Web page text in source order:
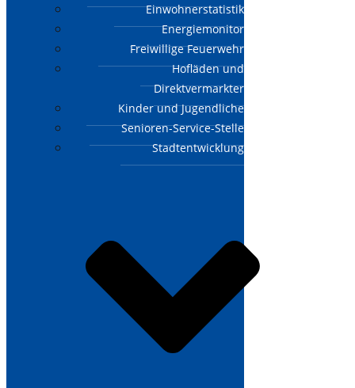
Einwohnerstatistik
Energiemonitor
Freiwillige Feuerwehr
Hofläden und
Direktvermarkter
Kinder und Jugendliche
Senioren-Service-Stelle
Stadtentwicklung